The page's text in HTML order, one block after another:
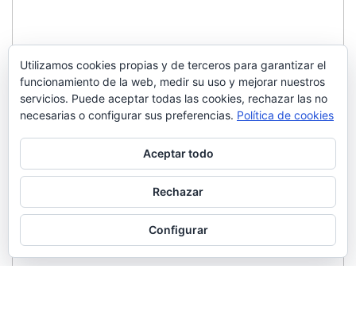
Utilizamos cookies propias y de terceros para garantizar el
funcionamiento de la web, medir su uso y mejorar nuestros
servicios. Puede aceptar todas las cookies, rechazar las no
necesarias o configurar sus preferencias. Política de cookies
Aceptar todo
Rechazar
Configurar